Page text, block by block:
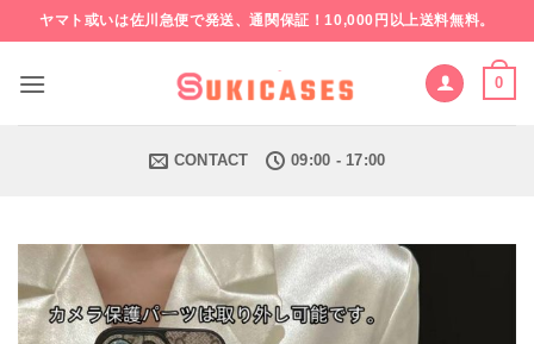
to
content
ヤマト或いは佐川急便で発送、通関保証！10,000円以上送料無料。
0
CONTACT 09:00 - 17:00